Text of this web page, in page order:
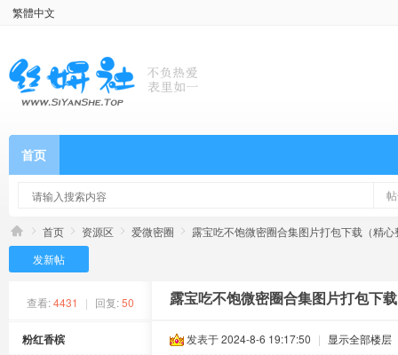
繁體中文
首页
首页 资源区 爱微密圈
露宝吃不饱微密圈合集图片打包下载（精
发新帖
查看: 4431 | 回复: 50 露宝吃不饱微密圈合集图片打包下
粉红香槟 发表于 2024-8-6 19:17:50 | 显示全部楼层